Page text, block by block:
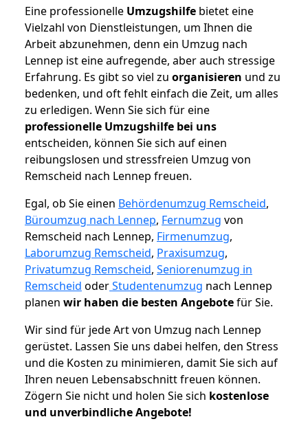
Eine professionelle Umzugshilfe bietet eine
Vielzahl von Dienstleistungen, um Ihnen die
Arbeit abzunehmen, denn ein Umzug nach
Lennep ist eine aufregende, aber auch stressige
Erfahrung. Es gibt so viel zu organisieren und zu
bedenken, und oft fehlt einfach die Zeit, um alles
zu erledigen. Wenn Sie sich für eine
professionelle Umzugshilfe bei uns
entscheiden, können Sie sich auf einen
reibungslosen und stressfreien Umzug von
Remscheid nach Lennep freuen.
Egal, ob Sie einen Behördenumzug Remscheid,
Büroumzug nach Lennep, Fernumzug von
Remscheid nach Lennep, Firmenumzug,
Laborumzug Remscheid, Praxisumzug,
Privatumzug Remscheid, Seniorenumzug in
Remscheid oderStudentenumzug nach Lennep
planen wir haben die besten Angebotefür Sie.
Wir sind für jede Art von Umzug nach Lennep
gerüstet. Lassen Sie uns dabei helfen, den Stress
und die Kosten zu minimieren, damit Sie sich auf
Ihren neuen Lebensabschnitt freuen können.
Zögern Sie nicht und holen Sie sich kostenlose
und unverbindliche Angebote!